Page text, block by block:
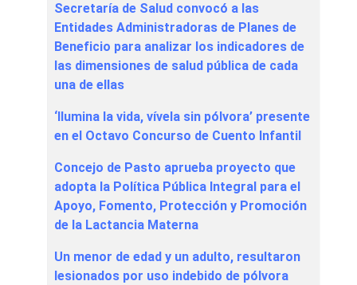
Secretaría de Salud convocó a las
Entidades Administradoras de Planes de
Beneficio para analizar los indicadores de
las dimensiones de salud pública de cada
una de ellas
‘Ilumina la vida, vívela sin pólvora’ presente
en el Octavo Concurso de Cuento Infantil
Concejo de Pasto aprueba proyecto que
adopta la Política Pública Integral para el
Apoyo, Fomento, Protección y Promoción
de la Lactancia Materna
Un menor de edad y un adulto, resultaron
lesionados por uso indebido de pólvora